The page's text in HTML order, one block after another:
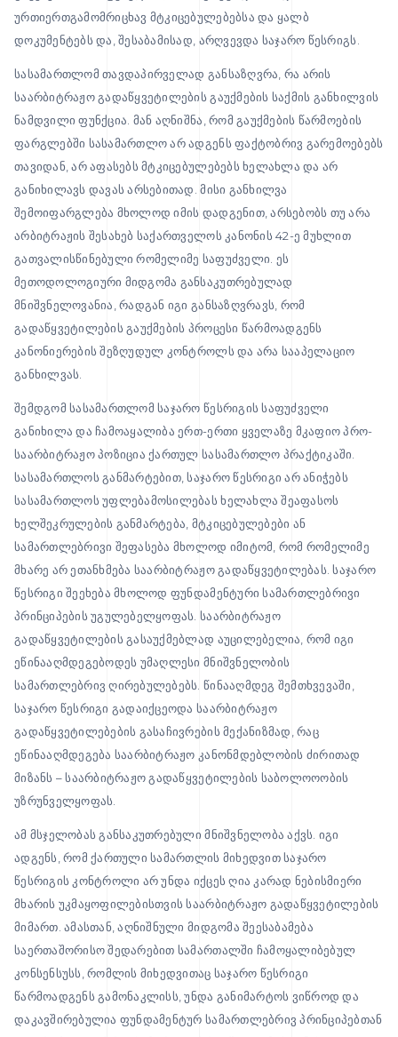
ურთიერთგამომრიცხავ მტკიცებულებებსა და ყალბ
დოკუმენტებს და, შესაბამისად, არღვევდა საჯარო წესრიგს.
სასამართლომ თავდაპირველად განსაზღვრა, რა არის
საარბიტრაჟო გადაწყვეტილების გაუქმების საქმის განხილვის
ნამდვილი ფუნქცია. მან აღნიშნა, რომ გაუქმების წარმოების
ფარგლებში სასამართლო არ ადგენს ფაქტობრივ გარემოებებს
თავიდან, არ აფასებს მტკიცებულებებს ხელახლა და არ
განიხილავს დავას არსებითად. მისი განხილვა
შემოიფარგლება მხოლოდ იმის დადგენით, არსებობს თუ არა
არბიტრაჟის შესახებ საქართველოს კანონის 42-ე მუხლით
გათვალისწინებული რომელიმე საფუძველი. ეს
მეთოდოლოგიური მიდგომა განსაკუთრებულად
მნიშვნელოვანია, რადგან იგი განსაზღვრავს, რომ
გადაწყვეტილების გაუქმების პროცესი წარმოადგენს
კანონიერების შეზღუდულ კონტროლს და არა სააპელაციო
განხილვას.
შემდგომ სასამართლომ საჯარო წესრიგის საფუძველი
განიხილა და ჩამოაყალიბა ერთ-ერთი ყველაზე მკაფიო პრო-
საარბიტრაჟო პოზიცია ქართულ სასამართლო პრაქტიკაში.
სასამართლოს განმარტებით, საჯარო წესრიგი არ ანიჭებს
სასამართლოს უფლებამოსილებას ხელახლა შეაფასოს
ხელშეკრულების განმარტება, მტკიცებულებები ან
სამართლებრივი შეფასება მხოლოდ იმიტომ, რომ რომელიმე
მხარე არ ეთანხმება საარბიტრაჟო გადაწყვეტილებას. საჯარო
წესრიგი შეეხება მხოლოდ ფუნდამენტური სამართლებრივი
პრინციპების უგულებელყოფას. საარბიტრაჟო
გადაწყვეტილების გასაუქმებლად აუცილებელია, რომ იგი
ეწინააღმდეგებოდეს უმაღლესი მნიშვნელობის
სამართლებრივ ღირებულებებს. წინააღმდეგ შემთხვევაში,
საჯარო წესრიგი გადაიქცეოდა საარბიტრაჟო
გადაწყვეტილებების გასაჩივრების მექანიზმად, რაც
ეწინააღმდეგება საარბიტრაჟო კანონმდებლობის ძირითად
მიზანს – საარბიტრაჟო გადაწყვეტილების საბოლოოობის
უზრუნველყოფას.
ამ მსჯელობას განსაკუთრებული მნიშვნელობა აქვს. იგი
ადგენს, რომ ქართული სამართლის მიხედვით საჯარო
წესრიგის კონტროლი არ უნდა იქცეს ღია კარად ნებისმიერი
მხარის უკმაყოფილებისთვის საარბიტრაჟო გადაწყვეტილების
მიმართ. ამასთან, აღნიშნული მიდგომა შეესაბამება
საერთაშორისო შედარებით სამართალში ჩამოყალიბებულ
კონსენსუსს, რომლის მიხედვითაც საჯარო წესრიგი
წარმოადგენს გამონაკლისს, უნდა განიმარტოს ვიწროდ და
დაკავშირებულია ფუნდამენტურ სამართლებრივ პრინციპებთან